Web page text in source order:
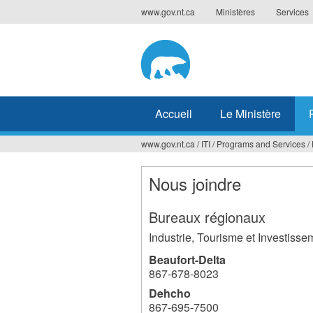
to
www.gov.nt.ca Ministères Services
Accueil Le Ministère
Vous
êtes
www.gov.nt.ca / ITI/ Programs and Services/
Nous joindre
Bureaux régionaux
Industrie, Tourisme et
Beaufort-Delta
867-678-8023
Dehcho
867-695-7500